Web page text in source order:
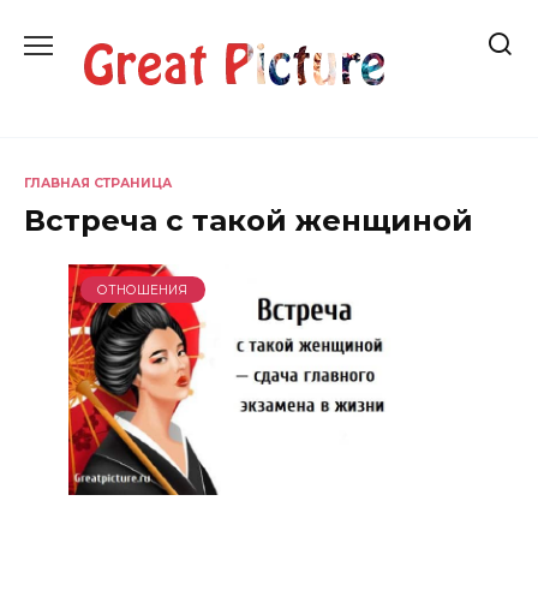
содержанию
ГЛАВНАЯ СТРАНИЦА
Встреча с такой женщиной
ОТНОШЕНИЯ